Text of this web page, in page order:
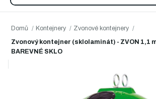
Domů / Kontejnery / Zvonové kontejnery /
Zvonový kontejner (sklolaminát) - ZVON 1,1
BAREVNÉ SKLO